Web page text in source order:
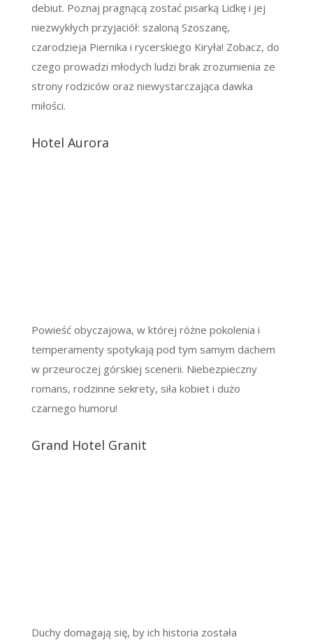
debiut. Poznaj pragnącą zostać pisarką Lidkę i jej
niezwykłych przyjaciół: szaloną Szoszanę,
czarodzieja Piernika i rycerskiego Kiryła! Zobacz, do
czego prowadzi młodych ludzi brak zrozumienia ze
strony rodziców oraz niewystarczająca dawka
miłości.
Hotel Aurora
Powieść obyczajowa, w której różne pokolenia i
temperamenty spotykają pod tym samym dachem
w przeuroczej górskiej scenerii. Niebezpieczny
romans, rodzinne sekrety, siła kobiet i dużo
czarnego humoru!
Grand Hotel Granit
Duchy domagają się, by ich historia została